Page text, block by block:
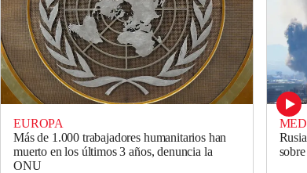
EUROPA
Más de 1.000 trabajadores humanitarios han
muerto en los últimos 3 años, denuncia la
ONU